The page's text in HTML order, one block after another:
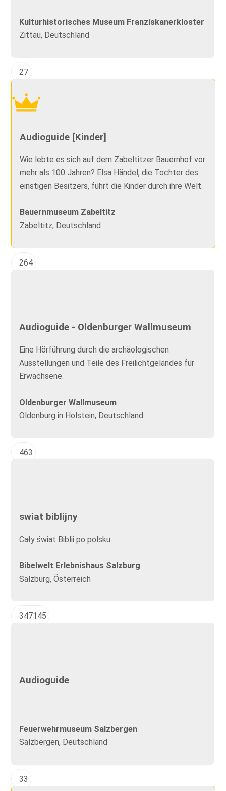
Kulturhistorisches Museum Franziskanerkloster
Zittau, Deutschland
27
Audioguide [Kinder]
Wie lebte es sich auf dem Zabeltitzer Bauernhof vor
mehr als 100 Jahren? Elsa Händel, die Tochter des
einstigen Besitzers, führt die Kinder durch ihre Welt.
Bauernmuseum Zabeltitz
Zabeltitz, Deutschland
264
Audioguide - Oldenburger Wallmuseum
Eine Hörführung durch die archäologischen
Ausstellungen und Teile des Freilichtgeländes für
Erwachsene.
Oldenburger Wallmuseum
Oldenburg in Holstein, Deutschland
463
swiat biblijny
Cały świat Biblii po polsku
Bibelwelt Erlebnishaus Salzburg
Salzburg, Österreich
347145
Audioguide
Feuerwehrmuseum Salzbergen
Salzbergen, Deutschland
33